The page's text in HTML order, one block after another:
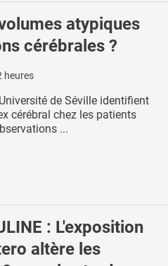
atypiques
cérébrales ?
heures
de Séville identifient
cérébral chez les patients
...
: L'exposition
altère les